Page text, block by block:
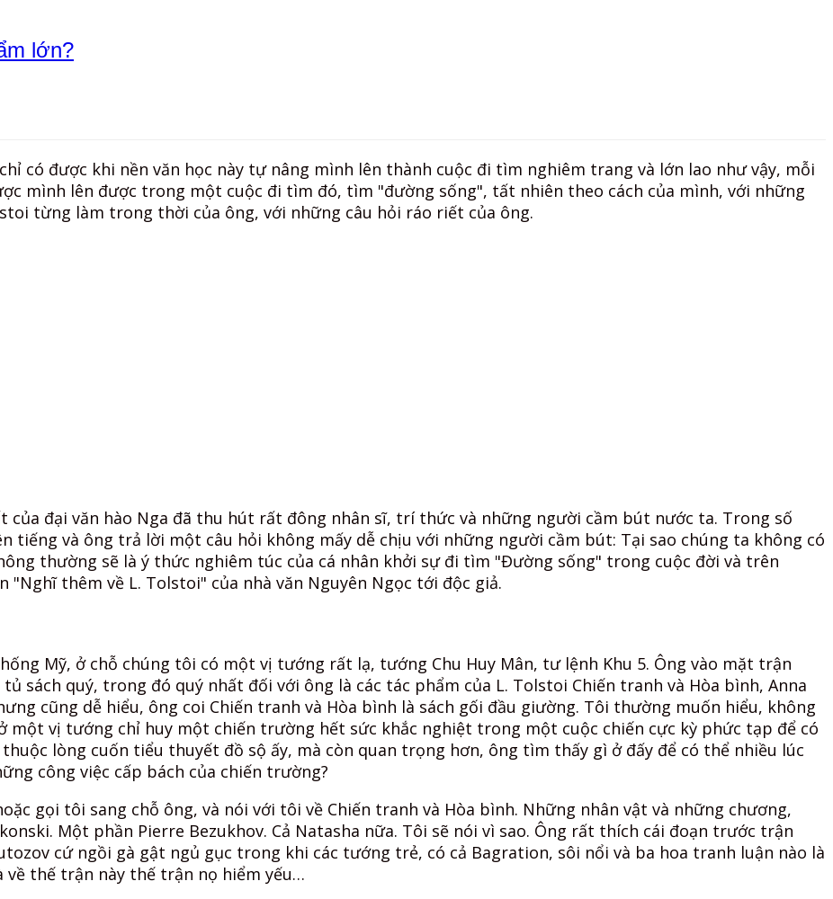
lớn?
có được khi nền văn học này tự nâng mình lên thành cuộc đi tìm nghiêm trang và lớn lao như vậy, mỗi
mình lên được trong một cuộc đi tìm đó, tìm "đường sống", tất nhiên theo cách của mình, với những
từng làm trong thời của ông, với những câu hỏi ráo riết của ông.
của đại văn hào Nga đã thu hút rất đông nhân sĩ, trí thức và những người cầm bút nước ta. Trong số
tiếng và ông trả lời một câu hỏi không mấy dễ chịu với những người cầm bút: Tại sao chúng ta không có
thường sẽ là ý thức nghiêm túc của cá nhân khởi sự đi tìm "Đường sống" trong cuộc đời và trên
thêm về L. Tolstoi" của nhà văn Nguyên Ngọc tới độc giả.
Mỹ, ở chỗ chúng tôi có một vị tướng rất lạ, tướng Chu Huy Mân, tư lệnh Khu 5. Ông vào mặt trận
sách quý, trong đó quý nhất đối với ông là các tác phẩm của L. Tolstoi Chiến tranh và Hòa bình, Anna
cũng dễ hiểu, ông coi Chiến tranh và Hòa bình là sách gối đầu giường. Tôi thường muốn hiểu, không
vị tướng chỉ huy một chiến trường hết sức khắc nghiệt trong một cuộc chiến cực kỳ phức tạp để có
lòng cuốn tiểu thuyết đồ sộ ấy, mà còn quan trọng hơn, ông tìm thấy gì ở đấy để có thể nhiều lúc
công việc cấp bách của chiến trường?
gọi tôi sang chỗ ông, và nói với tôi về Chiến tranh và Hòa bình. Những nhân vật và những chương,
Một phần Pierre Bezukhov. Cả Natasha nữa. Tôi sẽ nói vì sao. Ông rất thích cái đoạn trước trận
cứ ngồi gà gật ngủ gục trong khi các tướng trẻ, có cả Bagration, sôi nổi và ba hoa tranh luận nào là
về thế trận này thế trận nọ hiểm yếu…